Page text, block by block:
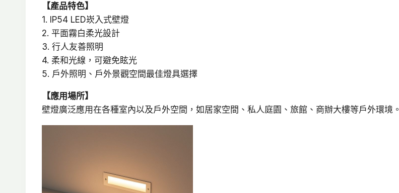
燈
【產品特色】
1. IP54 LED崁入式壁燈
2. 平面霧白柔光設計
3. 行人友善照明
4. 柔和光線，可避免眩光
5. 戶外照明、戶外景觀空間最佳燈具選擇
【應用場所】
壁燈廣泛應用在各種室內以及戶外空間，如居家空間、私人庭園、旅館、商辦大樓等戶外環境。